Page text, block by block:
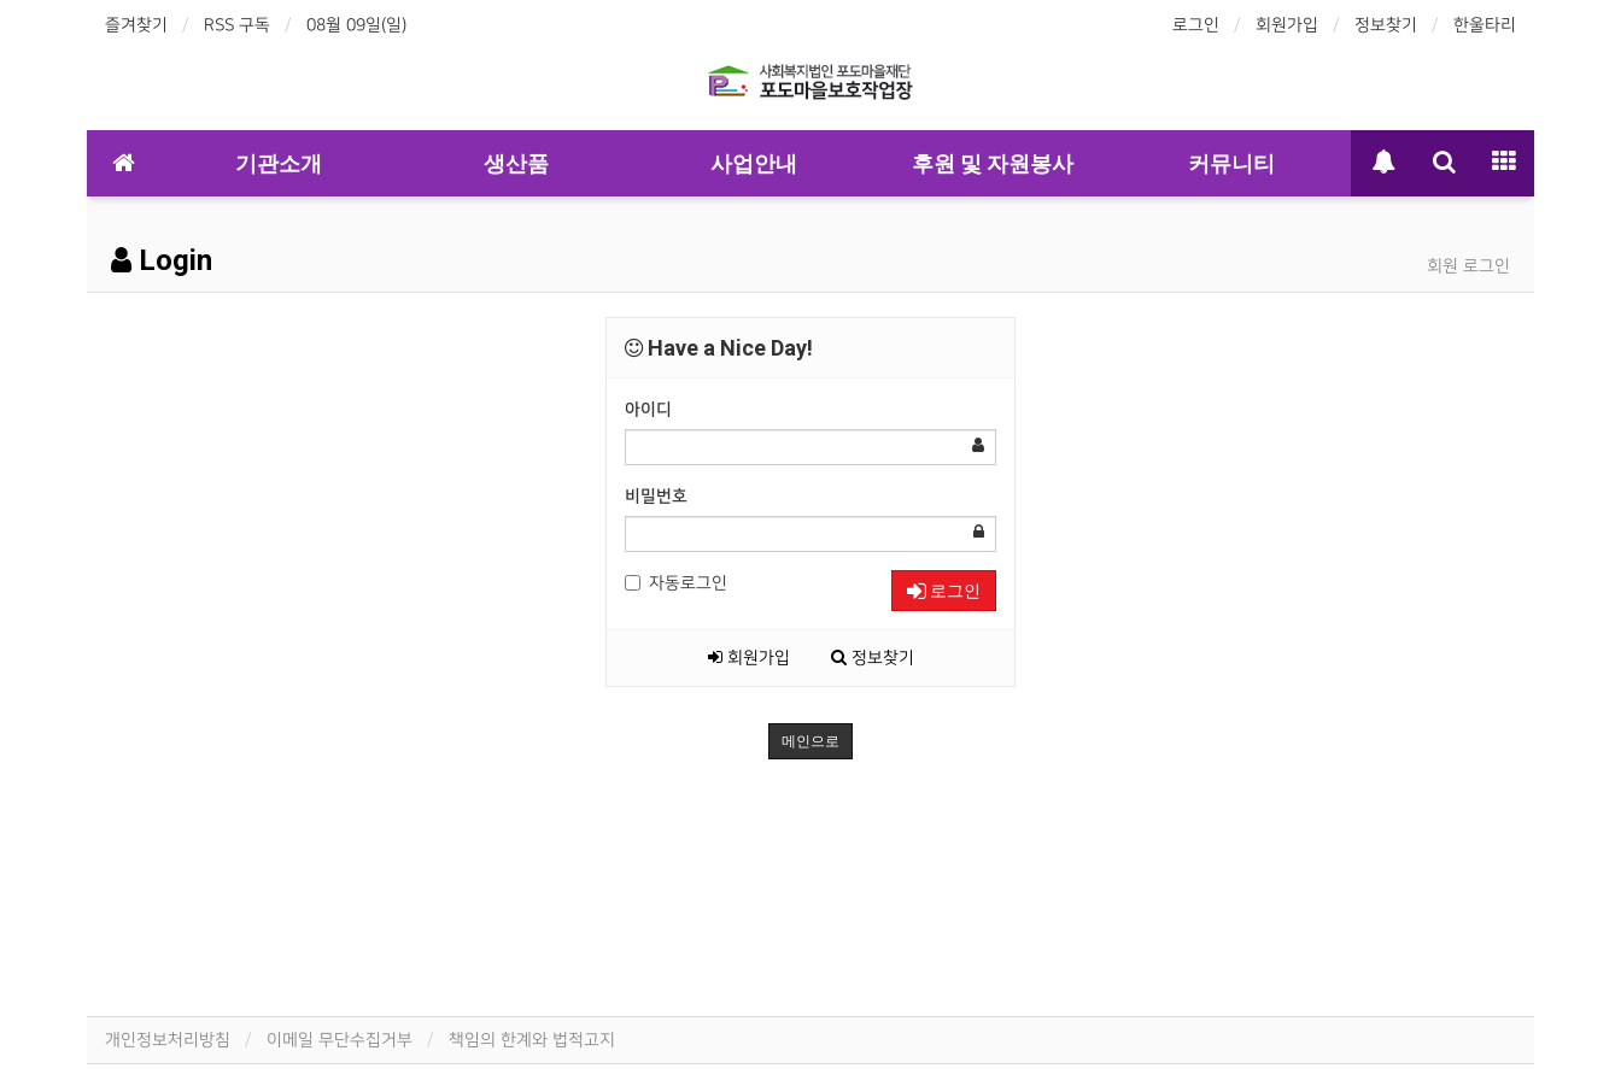
즐겨찾기 RSS 구독 08월 09일(일) 로그인 회원가입 정보찾기 한울타리
기관소개 생산품 사업안내 후원 및 자원봉사 커뮤니티
Login 회원 로그인
Have a Nice Day!
아이디
비밀번호
자동로그인 로그인
회원가입 정보찾기
메인으로
개인정보처리방침 이메일 무단수집거부 책임의 한계와 법적고지